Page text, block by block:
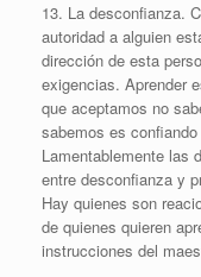
13. La desconfianza.
autoridad a alguien
dirección de esta
exigencias. Aprender
que aceptamos no
sabemos es
Lamentablemente las
entre desconfianza y
Hay quienes son
de quienes quieren
instrucciones del